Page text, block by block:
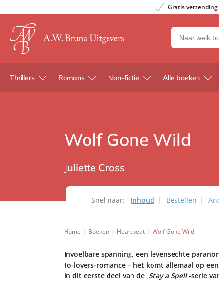
Gratis verzending
Zoeken
naar
en
uitgevers
Thrillers Romans Non-fictie Alle boeken
Wolf Gone Wild
Juliette Cross
Snel naar: Inhoud Bestellen
Home Boeken Heartbeat Wolf Gone Wild
Invoelbare spanning, een levensechte
to-lovers-romance – het komt allemaal op
in dit eerste deel van de Stay a Spell-serie